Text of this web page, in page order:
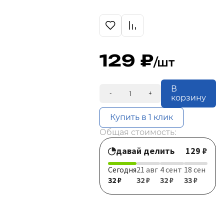
129 /шт
- +
В
корзину
Купить в 1 клик
Общая стоимость:
давай делить 129 ₽
Сегодня
32 ₽
21 авг
32 ₽
4 сент
32 ₽
18 сен
33 ₽